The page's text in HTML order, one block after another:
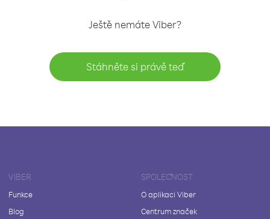
Ještě nemáte Viber?
Stáhněte si právě teď
VIBER
Funkce
Blog
SPOLEČNOST
O aplikaci Viber
Centrum značek